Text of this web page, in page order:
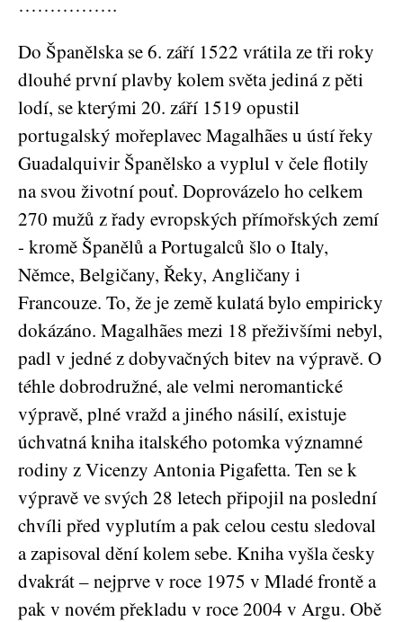
Do Španělska se 6. září 1522 vrátila ze tři roky
dlouhé první plavby kolem světa jediná z pěti
lodí, se kterými 20. září 1519 opustil
portugalský mořeplavec Magalhães u ústí řeky
Guadalquivir Španělsko a vyplul v čele flotily
na svou životní pouť. Doprovázelo ho celkem
270 mužů z řady evropských přímořských zemí
- kromě Španělů a Portugalců šlo o Italy,
Němce, Belgičany, Řeky, Angličany i
Francouze. To, že je země kulatá bylo empiricky
dokázáno. Magalhães mezi 18 přeživšími nebyl,
padl v jedné z dobyvačných bitev na výpravě. O
téhle dobrodružné, ale velmi neromantické
výpravě, plné vražd a jiného násilí, existuje
úchvatná kniha italského potomka významné
rodiny z Vicenzy Antonia Pigafetta. Ten se k
výpravě ve svých 28 letech připojil na poslední
chvíli před vyplutím a pak celou cestu sledoval
a zapisoval dění kolem sebe. Kniha vyšla česky
dvakrát – nejprve v roce 1975 v Mladé frontě a
pak v novém překladu v roce 2004 v Argu. Obě